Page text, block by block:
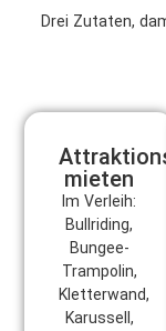
Drei Zutaten,
mieten
Im Verleih:
Bullriding,
Bungee-
Trampolin,
Kletterwand,
Karussell,